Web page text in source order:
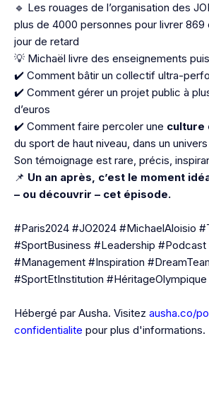
🔹 Les rouages de l’organisation des
plus de 4000 personnes pour livrer
jour de retard
💡 Michaël livre des enseignements
✔️ Comment bâtir un collectif ultra-
✔️ Comment gérer un projet public à
d’euros
✔️ Comment faire percoler une culture
du sport de haut niveau, dans un
Son témoignage est rare, précis,
📌 Un an après, c’est le moment
– ou découvrir – cet épisode.
#Paris2024 #JO2024 #MichaelAloisio
#SportBusiness #Leadership #Podcast
#Management #Inspiration
#SportEtInstitution #HéritageOlympique
Hébergé par Ausha. Visitez ausha.co/
confidentialite pour plus d'informations.